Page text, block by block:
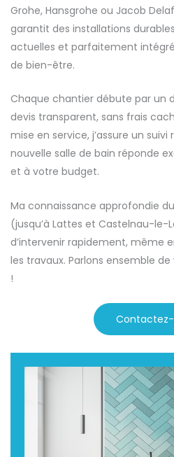
Grohe, Hansgrohe ou Jacob
garantit des installations
actuelles et parfaitement
de bien-être.
Chaque chantier débute par un
devis transparent, sans frais
mise en service, j’assure un
nouvelle salle de bain réponde
et à votre budget.
Ma connaissance approfondie
(jusqu’à Lattes et Castelnau-le-
d’intervenir rapidement, même
les travaux. Parlons ensemble
!